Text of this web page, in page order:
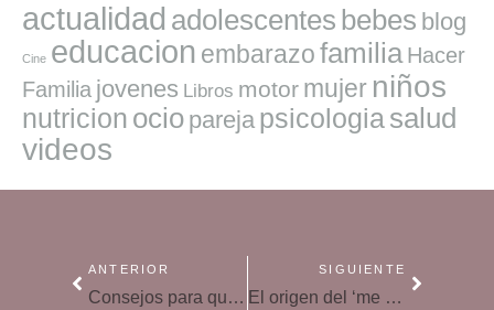
actualidad adolescentes bebes blog
Cine educacion embarazofamilia Hacer
Familia jovenes Libros motor mujer niños
nutricion ocio pareja psicologiasalud
videos
ANTERIOR
Consejos para que el adolescente aprenda a gestionar su dinero
SIGUIENTE
El origen del ‘me apetece’ en la adolescencia